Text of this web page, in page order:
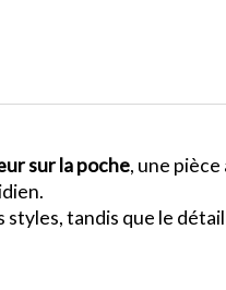
sur la poche, une
styles, tandis que le